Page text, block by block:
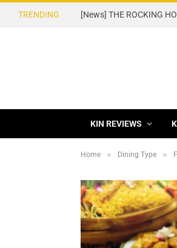
TRENDING
KIN REVIEWS
Home » Dining Type »